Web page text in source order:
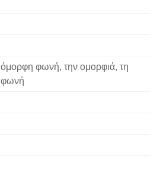
όμορφη φωνή, την ομορφιά, τη
φωνή